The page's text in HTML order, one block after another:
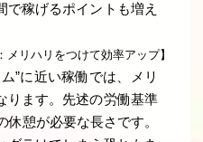
稼げるポイントも増え
リハリをつけて効率アップ】
”に近い稼働では、メリ
ります。先述の労働基準
憩が必要な長さです。